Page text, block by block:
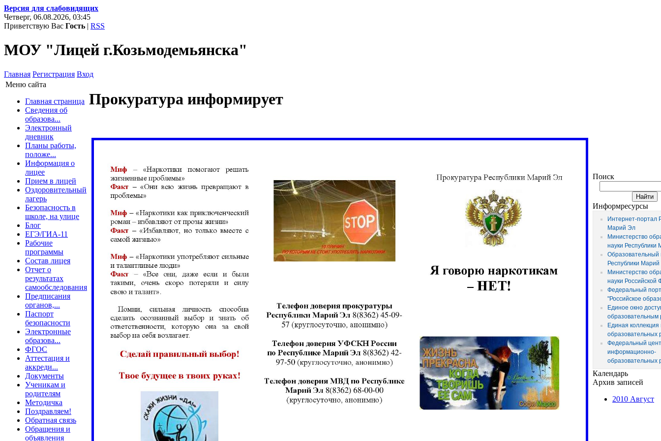
Версия для слабовидящих
Четверг, 06.08.2026, 03:45
Приветствую Вас Гость | RSS
МОУ "Лицей г.Козьмодемьянска"
Главная Регистрация Вход
Меню сайта
Главная страница
Сведения об
образова...
Электронный
дневник
Планы работы,
положе...
Информация о
лицее
Прием в лицей
Оздоровительный
лагерь
Безопасность в
школе, на улице
Блог
ЕГЭ/ГИА-11
Рабочие
программы
Состав лицея
Отчет о
результатах
самообследования
Предписания
органов,...
Паспорт
безопасности
Электронные
образова...
ФГОС
Аттестация и
аккреди...
Документы
Ученикам и
родителям
Методичка
Поздравляем!
Обратная связь
Обращения и
объявления
Прокуратура информирует
Поиск
Информресурсы
Интернет-портал
Марий Эл
Министерство
науки Республики
Образовательный
Республики
Министерство
науки Российской
Федеральный
"Российское
Единое окно
образовательным
Единая
образовательных
Федеральный
информационно-
образовательных
Календарь
Архив записей
2010 Август